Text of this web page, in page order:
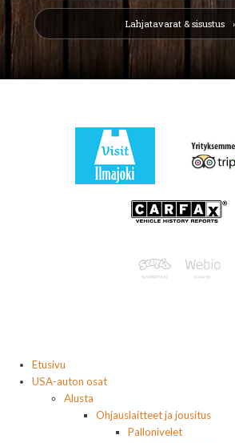
Lahjatavarat & sisustus
Etusivu
USA-auton osat
Alusta
Ohjauslaitteet ja jousitus
Pallonivelet